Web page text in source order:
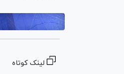
لینک کوتاه